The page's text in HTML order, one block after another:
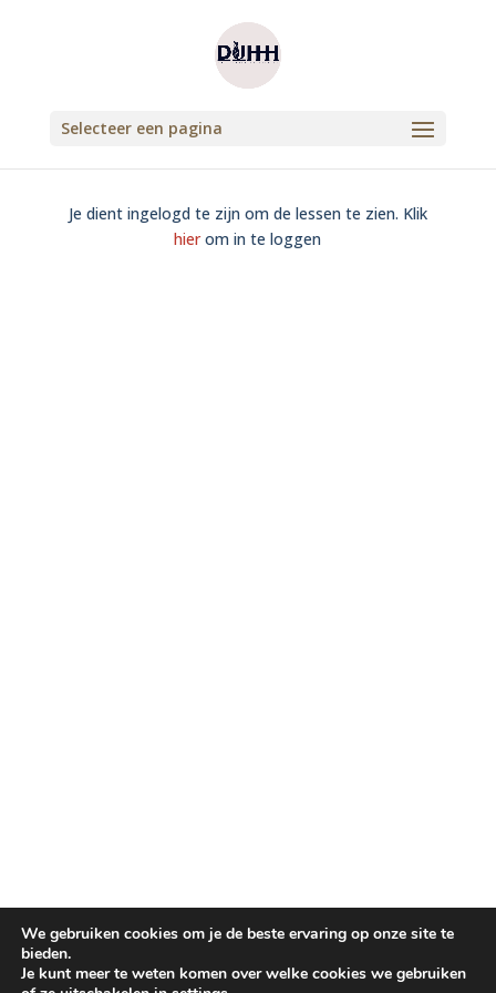
Selecteer een pagina
Je dient ingelogd te zijn om de lessen te zien. Klik
hierom in te loggen
We gebruiken cookies om je de beste ervaring op onze site te
bieden.
Je kunt meer te weten komen over welke cookies we gebruiken